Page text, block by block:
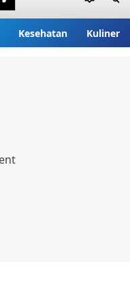
Kesehatan Kuliner